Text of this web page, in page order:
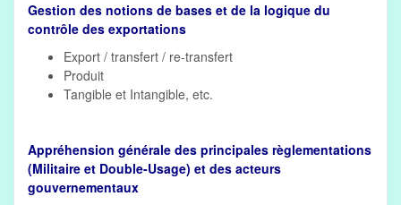
Gestion des notions de bases et de la logique du
contrôle des exportations
Export / transfert / re-transfert
Produit
Tangible et Intangible, etc.
Appréhension générale des principales règlementations
(Militaire et Double-Usage) et des acteurs
gouvernementaux